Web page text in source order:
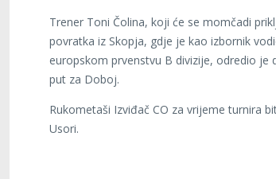
Trener Toni Čolina, koji će se momčadi
povratka iz Skopja, gdje je kao izbornik
europskom prvenstvu B divizije, odredio je
put za Doboj.
Rukometaši Izviđač CO za vrijeme turnira
Usori.